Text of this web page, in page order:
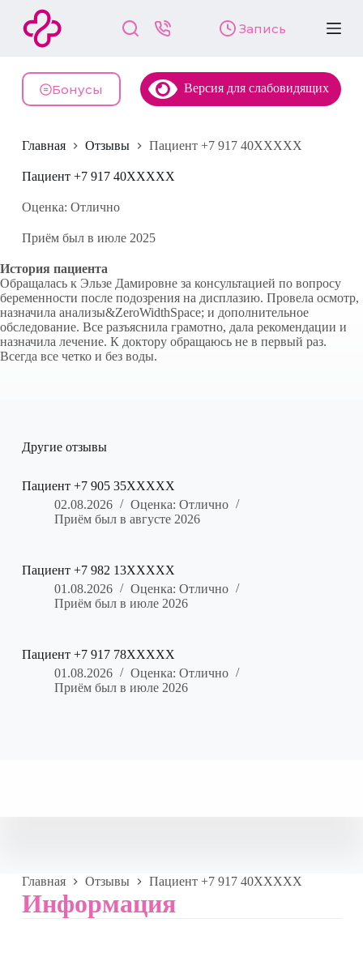
й
и
у
и
Запись
Бонусы Версия для слабовидящих
Главная Отзывы Пациент +7 917 40XXXXX
Пациент +7 917 40XXXXX
Оценка: Отлично
Приём был в июле 2025
История пациента
Обращалась к Эльзе Дамировне за консультацией по вопросу
беременности после подозрения на дисплазию. Провела осмотр,
назначила анализы&ZeroWidthSpace; и дополнительное
обследование. Все разъяснила грамотно, дала рекомендации и
назначила лечение. К доктору обращаюсь не в первый раз.
Всегда все четко и без воды.
Другие отзывы
Пациент +7 905 35XXXXX
02.08.2026
Оценка: Отлично
Приём был в августе 2026
Пациент +7 982 13XXXXX
01.08.2026
Оценка: Отлично
Приём был в июле 2026
Пациент +7 917 78XXXXX
01.08.2026
Оценка: Отлично
Приём был в июле 2026
Главная Отзывы Пациент +7 917 40XXXXX
Информация